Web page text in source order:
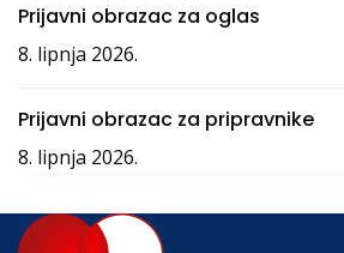
Prijavni obrazac za oglas
8. lipnja 2026.
Prijavni obrazac za pripravnike
8. lipnja 2026.